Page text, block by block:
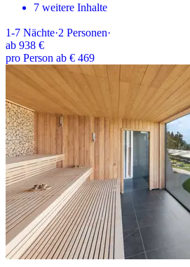
7 weitere Inhalte
1-7 Nächte·2 Personen·
ab 938 €
pro Person ab € 469